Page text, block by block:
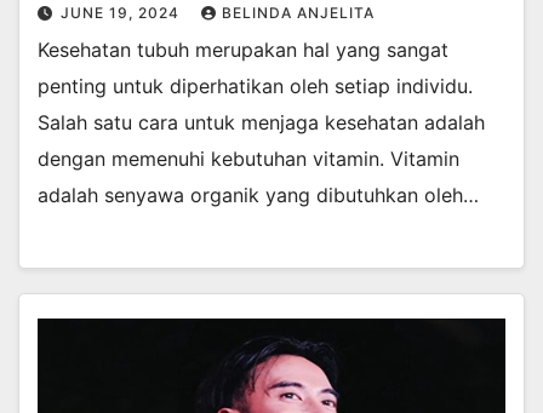
JUNE 19, 2024 BELINDA ANJELITA
Kesehatan tubuh merupakan hal yang sangat
penting untuk diperhatikan oleh setiap individu.
Salah satu cara untuk menjaga kesehatan adalah
dengan memenuhi kebutuhan vitamin. Vitamin
adalah senyawa organik yang dibutuhkan oleh…